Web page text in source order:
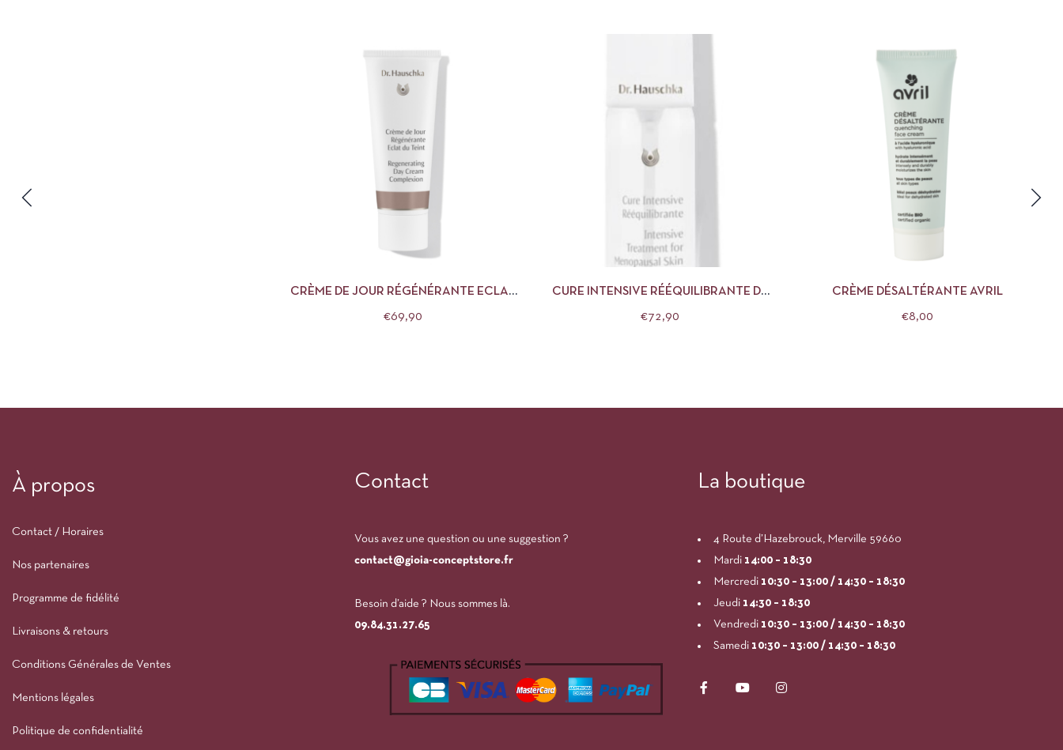
APERÇU
CRÈME DE JOUR RÉGÉNÉRANTE ECLAT
€69,90
AJOUTER AU PANIER
CURE INTENSIVE RÉÉQUILIBRANTE DR
€72,90
CRÈME DÉSALTÉRANTE AVRIL
€8,00
À propos
Contact / Horaires
Nos partenaires
Programme de fidélité
Livraisons & retours
Conditions Générales de Ventes
Mentions légales
Politique de confidentialité
Contact
Vous avez une question ou une suggestion ?
contact@gioia-conceptstore.fr
Besoin d’aide ? Nous sommes là.
09.84.31.27.65
La boutique
4 Route d’Hazebrouck, Merville 59660
Mardi 14:00– 18:30
Mercredi 10:30 – 13:00 / 14:30 – 18:30
Jeudi 14:30 – 18:30
Vendredi10:30 – 13:00 / 14:30 – 18:30
Samedi 10:30 – 13:00 / 14:30 – 18:30